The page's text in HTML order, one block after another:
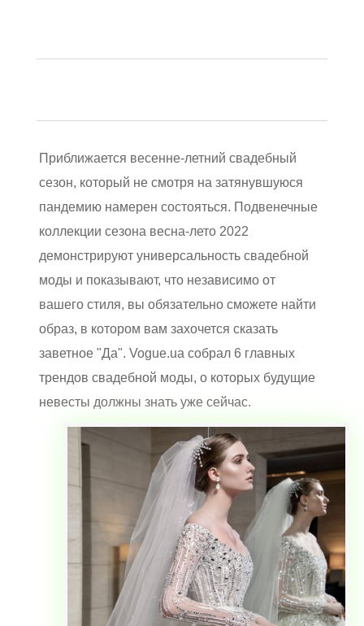
Приближается весенне-летний свадебный
сезон, который не смотря на затянувшуюся
пандемию намерен состояться. Подвенечные
коллекции сезона весна-лето 2022
демонстрируют универсальность свадебной
моды и показывают, что независимо от
вашего стиля, вы обязательно сможете найти
образ, в котором вам захочется сказать
заветное "Да". Vogue.ua собрал 6 главных
трендов свадебной моды, о которых будущие
невесты должны знать уже сейчас.